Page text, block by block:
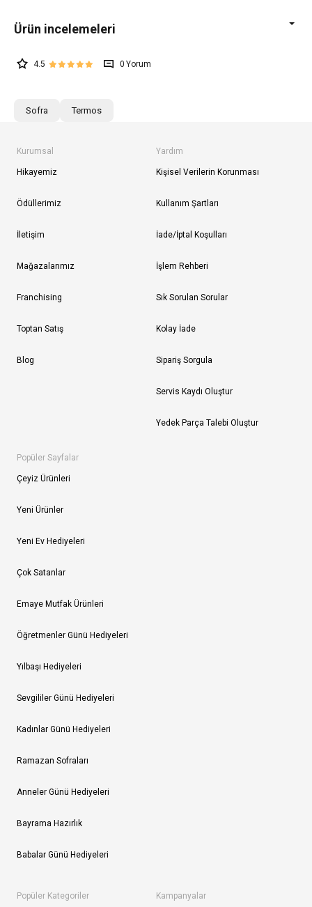
4.5 0
Sofra Termos
Kurumsal
Hikayemiz
Ödüllerimiz
İletişim
Mağazalarımız
Franchising
Toptan Satış
Blog
Yardım
Kişisel Verilerin Korunması
Kullanım Şartları
İade/İptal Koşulları
İşlem Rehberi
Sık Sorulan Sorular
Kolay İade
Sipariş Sorgula
Servis Kaydı Oluştur
Yedek Parça Talebi Oluştur
Popüler Sayfalar
Çeyiz Ürünleri
Yeni Ürünler
Yeni Ev Hediyeleri
Çok Satanlar
Emaye Mutfak Ürünleri
Öğretmenler Günü Hediyeleri
Yılbaşı Hediyeleri
Sevgililer Günü Hediyeleri
Kadınlar Günü Hediyeleri
Ramazan Sofraları
Anneler Günü Hediyeleri
Bayrama Hazırlık
Babalar Günü Hediyeleri
Popüler Kategoriler Kampanyalar